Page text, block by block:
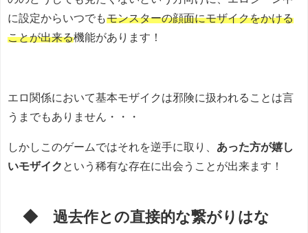
に設定からいつでもモンスターの顔面にモザイクをかける
ことが出来る機能があります！
エロ関係において基本モザイクは邪険に扱われることは言
うまでもありません・・・
しかしこのゲームではそれを逆手に取り、 あった方が嬉し
いモザイク という稀有な存在に出会うことが出来ます！
◆ 過去作との直接的な繋がりはな